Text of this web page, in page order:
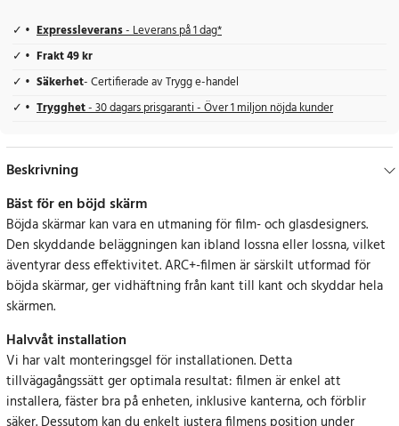
Expressleverans- Leverans på 1 dag*
Frakt 49 kr
Säkerhet- Certifierade av Trygg e-handel
Trygghet- 30 dagars prisgaranti - Över 1 miljon nöjda kunder
Beskrivning
Bäst för en böjd skärm
Böjda skärmar kan vara en utmaning för film- och glasdesigners.
Den skyddande beläggningen kan ibland lossna eller lossna, vilket
äventyrar dess effektivitet. ARC+-filmen är särskilt utformad för
böjda skärmar, ger vidhäftning från kant till kant och skyddar hela
skärmen.
Halvvåt installation
Vi har valt monteringsgel för installationen. Detta
tillvägagångssätt ger optimala resultat: filmen är enkel att
installera, fäster bra på enheten, inklusive kanterna, och förblir